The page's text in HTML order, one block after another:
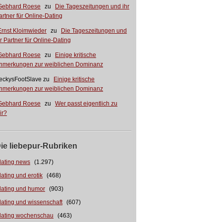
Roese zu
Die Tageszeitungen und ihr
für Online-Dating
Kloimwieder zu
Die Tageszeitungen und
Partner für Online-Dating
Roese zu
Einige kritische
zur weiblichen Dominanz
zu
Einige kritische
zur weiblichen Dominanz
Roese zu
Wer passt eigentlich zu
liebepur-Rubriken
news (1.297)
und erotik (468)
und humor (903)
und wissenschaft (607)
wochenschau
(463)